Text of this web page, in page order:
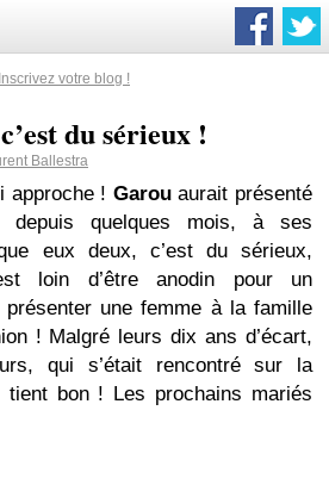
votre blog !
du sérieux !
Ballestra
approche ! Garouaurait présenté
depuis quelques mois, à ses
eux deux, c’est du sérieux,
loin d’être anodin pour un
une femme à la famille
! Malgré leurs dix ans d’écart,
qui s’était rencontré sur la
tient bon ! Les prochains mariés